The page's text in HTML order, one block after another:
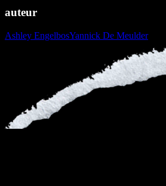
auteur
Ashley EngelbosYannick De Meulder